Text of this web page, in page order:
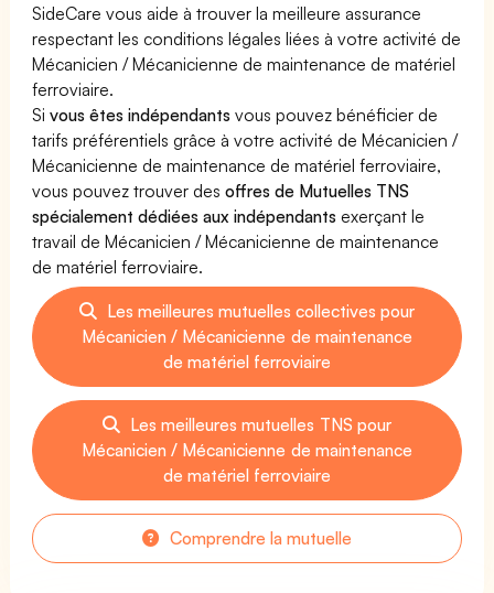
SideCare vous aide à trouver la meilleure assurance
respectant les conditions légales liées à votre activité de
Mécanicien / Mécanicienne de maintenance de matériel
ferroviaire.
Sivous êtes indépendants vous pouvez bénéficier de
tarifs préférentiels grâce à votre activité de Mécanicien /
Mécanicienne de maintenance de matériel ferroviaire,
vous pouvez trouver desoffres de Mutuelles TNS
spécialement dédiées aux indépendants exerçant le
travail de Mécanicien / Mécanicienne de maintenance
de matériel ferroviaire.
Les meilleures mutuelles collectives pour
Mécanicien / Mécanicienne de maintenance
de matériel ferroviaire
Les meilleures mutuelles TNS pour
Mécanicien / Mécanicienne de maintenance
de matériel ferroviaire
Comprendre la mutuelle